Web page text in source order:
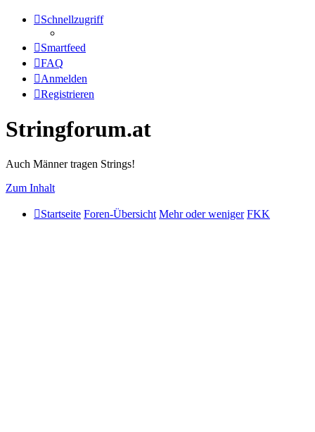
Schnellzugriff
Smartfeed
FAQ
Anmelden
Registrieren
Stringforum.at
Auch Männer tragen Strings!
Zum Inhalt
Startseite Foren-Übersicht Mehr oder weniger FKK